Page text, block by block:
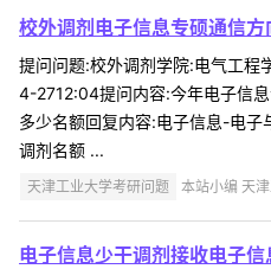
校外调剂电子信息专硕通信
提问问题:校外调剂学院:电气工
4-2712:04提问内容:今年电子信
多少名额回复内容:电子信息-电
调剂名额 ...
天津工业大学考研问题 本站小编 天
电子信息少干调剂接收电子